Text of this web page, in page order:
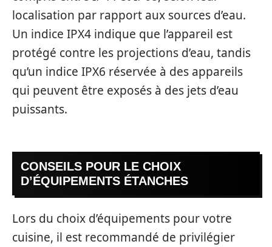
localisation par rapport aux sources d’eau.
Un indice IPX4 indique que l’appareil est
protégé contre les projections d’eau, tandis
qu’un indice IPX6 réservée à des appareils
qui peuvent être exposés à des jets d’eau
puissants.
CONSEILS POUR LE CHOIX
D’ÉQUIPEMENTS ÉTANCHES
Lors du choix d’équipements pour votre
cuisine, il est recommandé de privilégier